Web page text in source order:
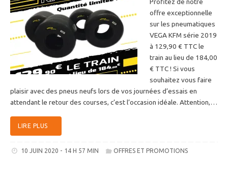
Profitez de notre
offre exceptionnelle
sur les pneumatiques
VEGA KFM série 2019
à 129,90 € TTC le
train au lieu de 184,00
€ TTC ! Si vous
souhaitez vous faire
plaisir avec des pneus neufs lors de vos journées d’essais en
attendant le retour des courses, c’est l’occasion idéale. Attention,…
LIRE PLUS
10 JUIN 2020 - 14 H 57 MIN OFFRES ET PROMOTIONS